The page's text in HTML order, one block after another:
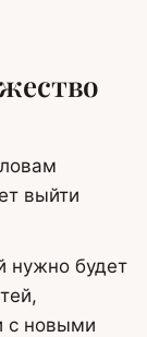
выйти
нужно будет
с новыми